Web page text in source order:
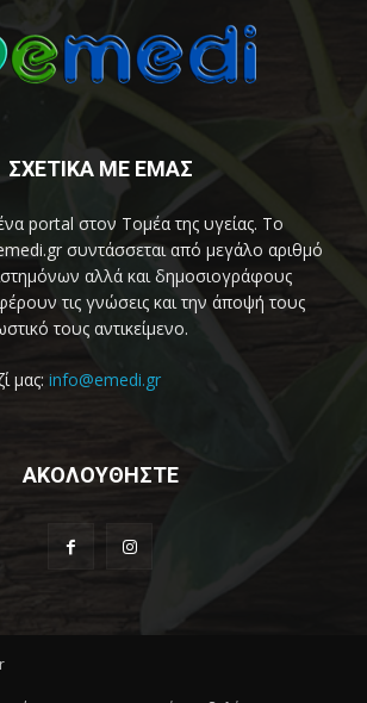
ΣΧΕΤΙΚΑ ΜΕ ΕΜΑΣ
portal στον Τομέα της υγείας. Το
συντάσσεται από μεγάλο αριθμό
αλλά και δημοσιογράφους
τις γνώσεις και την άποψή τους
τους αντικείμενο.
μας: info@emedi.gr
ΑΚΟΛΟΥΘΗΣΤΕ